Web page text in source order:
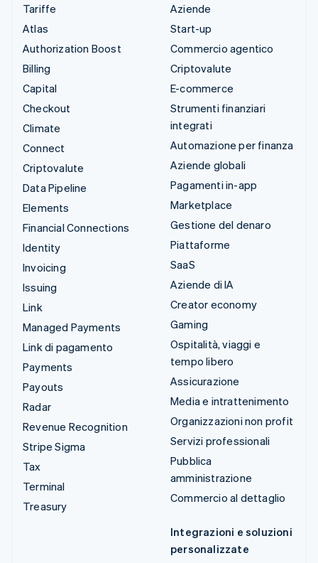
Tariffe
Atlas
Authorization Boost
Billing
Capital
Checkout
Climate
Connect
Criptovalute
Data Pipeline
Elements
Financial Connections
Identity
Invoicing
Issuing
Link
Managed Payments
Link di pagamento
Payments
Payouts
Radar
Revenue Recognition
Stripe Sigma
Tax
Terminal
Treasury
Aziende
Start-up
Commercio agentico
Criptovalute
E-commerce
Strumenti finanziari
integrati
Automazione per finanza
Aziende globali
Pagamenti in-app
Marketplace
Gestione del denaro
Piattaforme
SaaS
Aziende di IA
Creator economy
Gaming
Ospitalità, viaggi e
tempo libero
Assicurazione
Media e intrattenimento
Organizzazioni non profit
Servizi professionali
Pubblica
amministrazione
Commercio al dettaglio
Integrazioni e soluzioni
personalizzate